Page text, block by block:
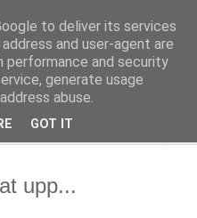
varv, mönsterlöst
upp...
to deliver its services
and user-agent are
performance and security
generate usage
abuse.
GOT IT